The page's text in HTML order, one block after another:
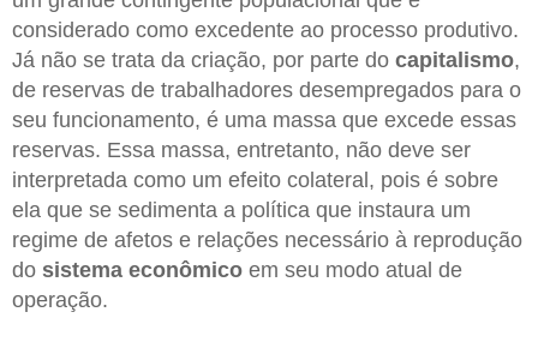
considerado como excedente ao processo produtivo.
Já não se trata da criação, por parte do capitalismo,
de reservas de trabalhadores desempregados para o
seu funcionamento, é uma massa que excede essas
reservas. Essa massa, entretanto, não deve ser
interpretada como um efeito colateral, pois é sobre
ela que se sedimenta a política que instaura um
regime de afetos e relações necessário à reprodução
do sistema econômico em seu modo atual de
operação.